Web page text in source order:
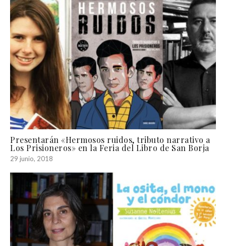
Presentarán «Hermosos ruidos, tributo narrativo a
Los Prisioneros» en la Feria del Libro de San Borja
29 junio, 2018